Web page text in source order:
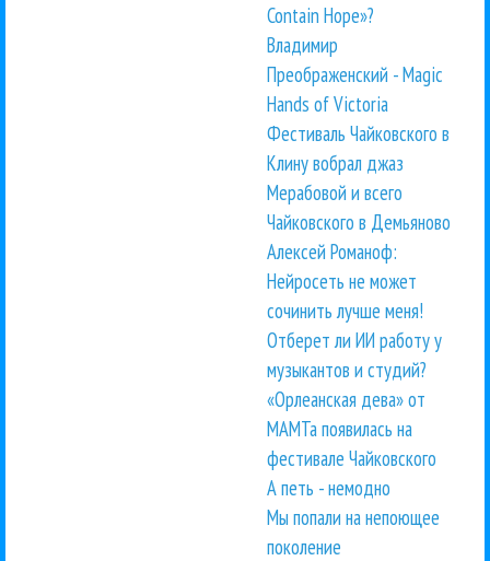
Contain Hope»?
Владимир
Преображенский - Magic
Hands of Victoria
Фестиваль Чайковского в
Клину вобрал джаз
Мерабовой и всего
Чайковского в Демьяново
Алексей Романоф:
Нейросеть не может
сочинить лучше меня!
Отберет ли ИИ работу у
музыкантов и студий?
«Орлеанская дева» от
МАМТа появилась на
фестивале Чайковского
А петь - немодно
Мы попали на непоющее
поколение